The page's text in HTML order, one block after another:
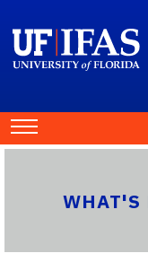
WHAT'S